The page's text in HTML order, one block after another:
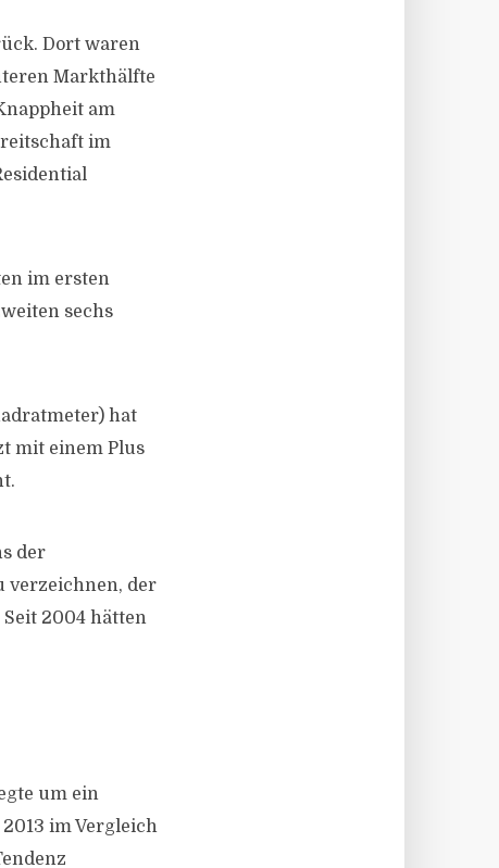
Dort waren
Markthälfte
am
im
im ersten
sechs
hat
mit einem Plus
der
verzeichnen, der
2004 hätten
um ein
im Vergleich